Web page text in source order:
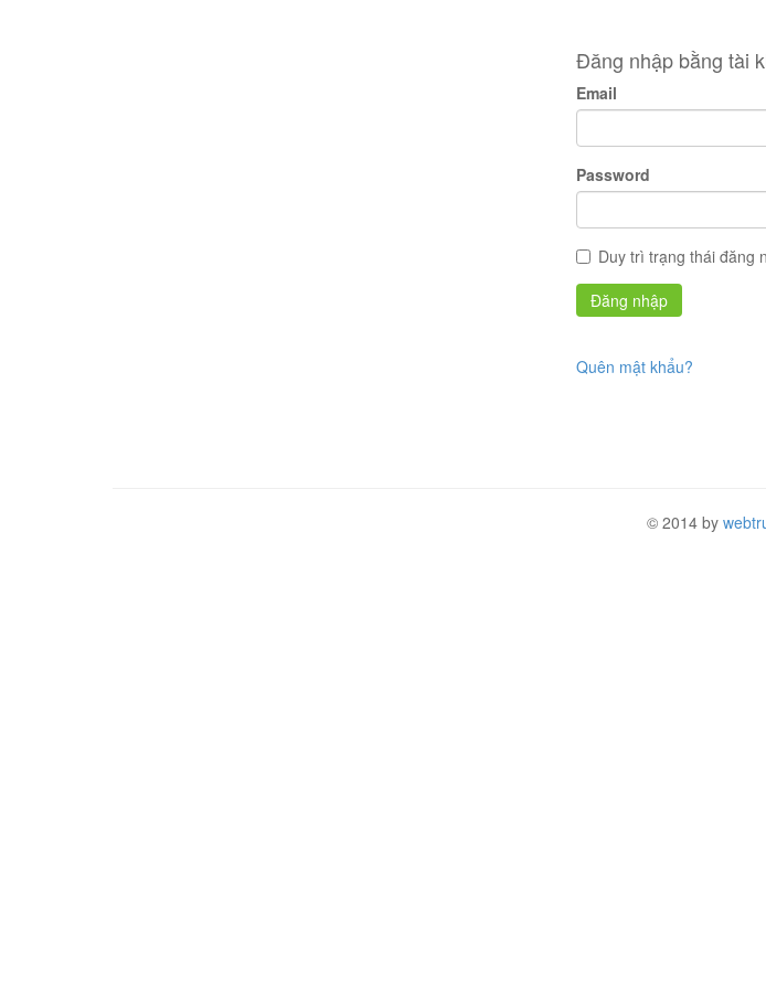
Đăng nhập bằng tài
Email
Password
Duy trì trạng thái đăng
Quên mật khẩu?
© 2014 by